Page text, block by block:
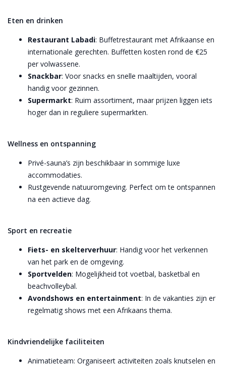
Eten en drinken
Restaurant Labadi: Buffetrestaurant met Afrikaanse en
internationale gerechten. Buffetten kosten rond de €25
per volwassene.
Snackbar: Voor snacks en snelle maaltijden, vooral
handig voor gezinnen.
Supermarkt: Ruim assortiment, maar prijzen liggen iets
hoger dan in reguliere supermarkten.
Wellness en ontspanning
Privé-sauna’s zijn beschikbaar in sommige luxe
accommodaties.
Rustgevende natuuromgeving. Perfect om te ontspannen
na een actieve dag.
Sport en recreatie
Fiets- en skelterverhuur: Handig voor het verkennen
van het park en de omgeving.
Sportvelden: Mogelijkheid tot voetbal, basketbal en
beachvolleybal.
Avondshows en entertainment: In de vakanties zijn er
regelmatig shows met een Afrikaans thema.
Kindvriendelijke faciliteiten
Animatieteam: Organiseert activiteiten zoals knutselen en